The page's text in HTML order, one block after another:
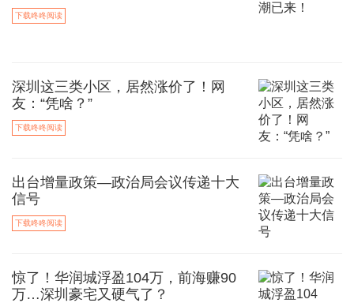
下载咚咚阅读
深圳这三类小区，居然涨价了！网
友：“凭啥？”
下载咚咚阅读
出台增量政策—政治局会议传递十大
信号
下载咚咚阅读
惊了！华润城浮盈104万，前海赚90
万…深圳豪宅又硬气了？